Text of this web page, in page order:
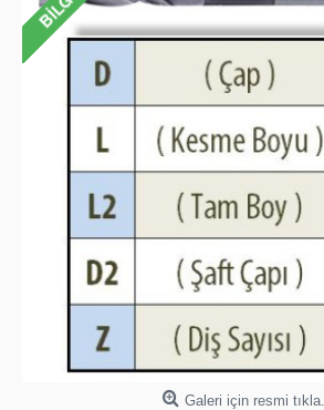
Galeri için resmi tıkla...